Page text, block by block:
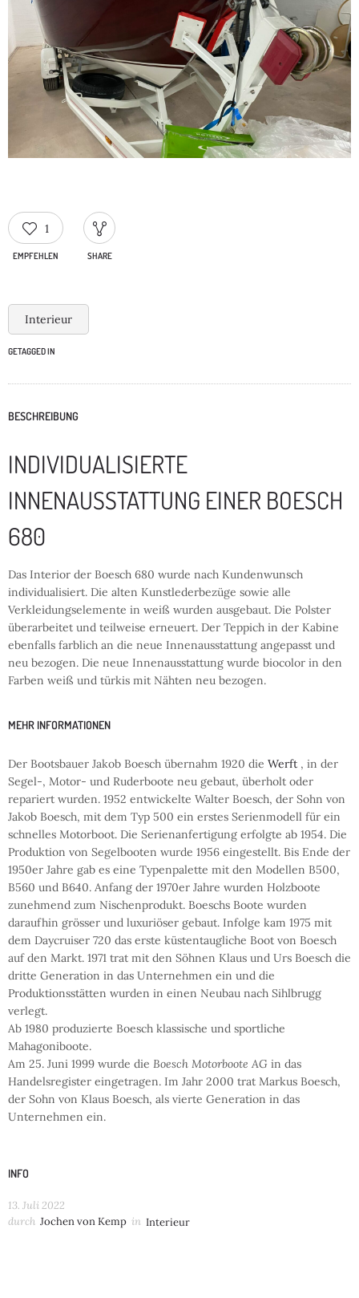
1
EMPFEHLEN SHARE
Interieur
GETAGGED IN
BESCHREIBUNG
INDIVIDUALISIERTE
INNENAUSSTATTUNG EINER BOESCH
680
Das Interior der Boesch 680 wurde nach Kundenwunsch
individualisiert. Die alten Kunstlederbezüge sowie alle
Verkleidungselemente in weiß wurden ausgebaut. Die Polster
überarbeitet und teilweise erneuert. Der Teppich in der Kabine
ebenfalls farblich an die neue Innenausstattung angepasst und
neu bezogen. Die neue Innenausstattung wurde biocolor in den
Farben weiß und türkis mit Nähten neu bezogen.
MEHR INFORMATIONEN
Der Bootsbauer Jakob Boesch übernahm 1920 die Werft , in der
Segel-, Motor- und Ruderboote neu gebaut, überholt oder
repariert wurden. 1952 entwickelte Walter Boesch, der Sohn von
Jakob Boesch, mit dem Typ 500 ein erstes Serienmodell für ein
schnelles Motorboot. Die Serienanfertigung erfolgte ab 1954. Die
Produktion von Segelbooten wurde 1956 eingestellt. Bis Ende der
1950er Jahre gab es eine Typenpalette mit den Modellen B500,
B560 und B640. Anfang der 1970er Jahre wurden Holzboote
zunehmend zum Nischenprodukt. Boeschs Boote wurden
daraufhin grösser und luxuriöser gebaut. Infolge kam 1975 mit
dem Daycruiser 720 das erste küstentaugliche Boot von Boesch
auf den Markt. 1971 trat mit den Söhnen Klaus und Urs Boesch die
dritte Generation in das Unternehmen ein und die
Produktionsstätten wurden in einen Neubau nach Sihlbrugg
verlegt.
Ab 1980 produzierte Boesch klassische und sportliche
Mahagoniboote.
Am 25. Juni 1999 wurde die Boesch Motorboote AG in das
Handelsregister eingetragen. Im Jahr 2000 trat Markus Boesch,
der Sohn von Klaus Boesch, als vierte Generation in das
Unternehmen ein.
INFO
13. Juli 2022
durch Jochen von Kemp in Interieur